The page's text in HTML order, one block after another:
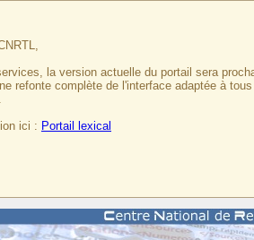
la version actuelle du portail sera
refonte complète de l'interface adaptée à
ici : Portail lexical